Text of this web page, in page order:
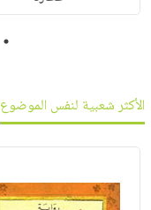
1
الأكثر شعبية لنفس الموضوع